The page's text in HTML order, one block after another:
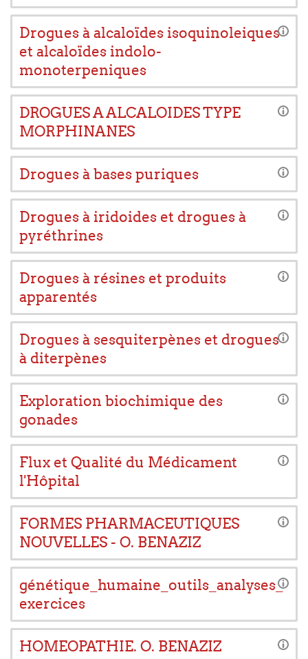
Drogues à alcaloïdes isoquinoleiques
et alcaloïdes indolo-
monoterpeniques
DROGUES A ALCALOIDES TYPE
MORPHINANES
Drogues à bases puriques
Drogues à iridoides et drogues à
pyréthrines
Drogues à résines et produits
apparentés
Drogues à sesquiterpènes et drogues
à diterpènes
Exploration biochimique des
gonades
Flux et Qualité du Médicament
l'Hôpital
FORMES PHARMACEUTIQUES
NOUVELLES - O. BENAZIZ
génétique_humaine_outils_analyses_
exercices
HOMEOPATHIE. O. BENAZIZ